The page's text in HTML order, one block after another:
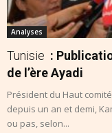
Analyses
Tunisie :
de l’ère Ayadi
Président du Haut
depuis un an et demi,
ou pas, selon...